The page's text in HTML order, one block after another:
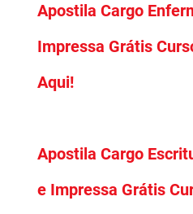
Apostila Cargo
Impressa Grátis
Aqui!
Apostila Cargo
e Impressa Grátis